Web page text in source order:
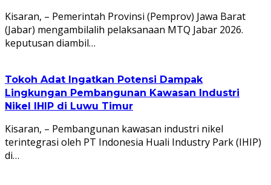
Kisaran, – Pemerintah Provinsi (Pemprov) Jawa Barat
(Jabar) mengambilalih pelaksanaan MTQ Jabar 2026.
keputusan diambil…
Tokoh Adat Ingatkan Potensi Dampak
Lingkungan Pembangunan Kawasan Industri
Nikel IHIP di Luwu Timur
Kisaran, – Pembangunan kawasan industri nikel
terintegrasi oleh PT Indonesia Huali Industry Park (IHIP)
di…